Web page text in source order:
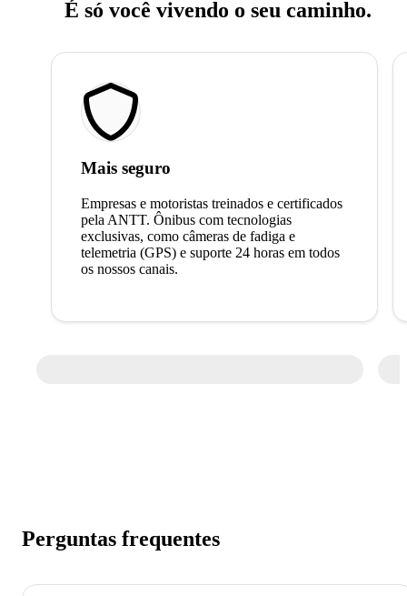
É só você vivendo o seu caminho.
Mais seguro
Empresas e motoristas treinados e certificados
pela ANTT. Ônibus com tecnologias
exclusivas, como câmeras de fadiga e
telemetria (GPS) e suporte 24 horas em todos
os nossos canais.
Perguntas frequentes